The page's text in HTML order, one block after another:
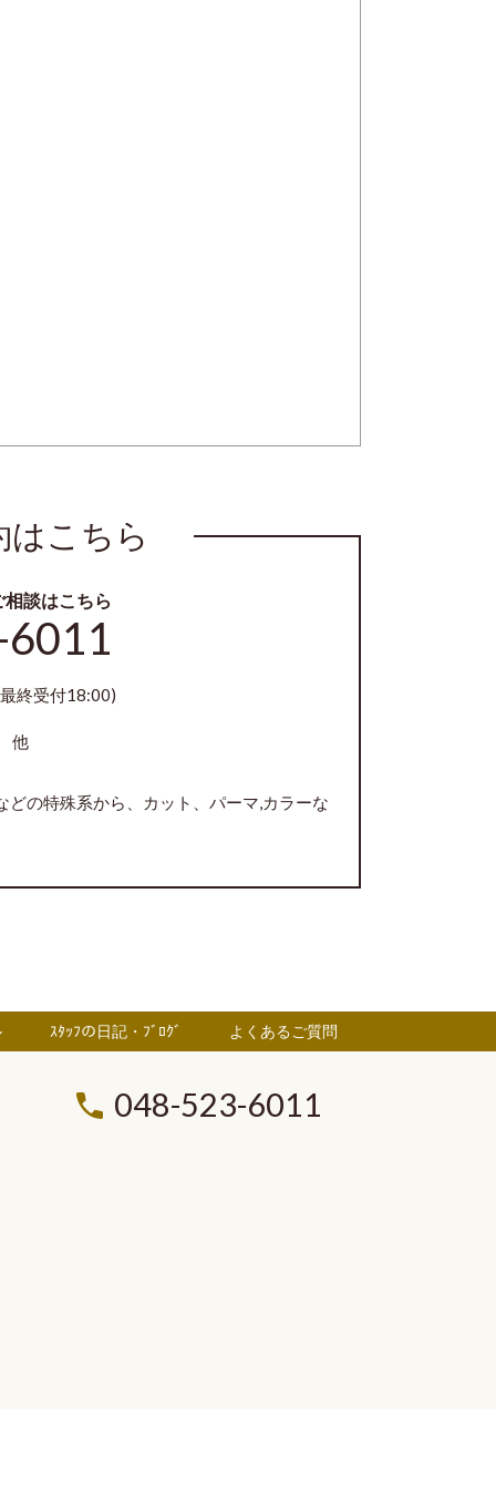
こちら
談はこちら
終受付18:00)
他
の特殊系から、カット、パーマ,カラーな
ｽﾀｯﾌの日記・ﾌﾞﾛｸﾞ よくあるご質問
048-523-6011